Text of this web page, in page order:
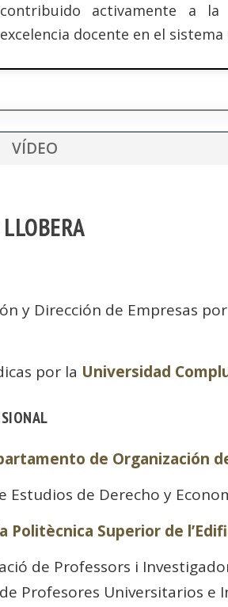
contribuido activamente a
excelencia docente en el
VÍDEO
y Dirección de Empresas
por la Universidad
de Organización
de Derecho y
Politècnica Superior de
de Professors i
Profesores Universitarios e